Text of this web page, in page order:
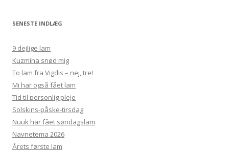
SENESTE INDLÆG
9 dejlige lam
Kuzmina snød mig
To lam fra Vigdis – nej, tre!
Mi har også fået lam
Tid til personlig pleje
Solskins-påske-tirsdag
Nuuk har fået søndagslam
Navnetema 2026
Årets første lam